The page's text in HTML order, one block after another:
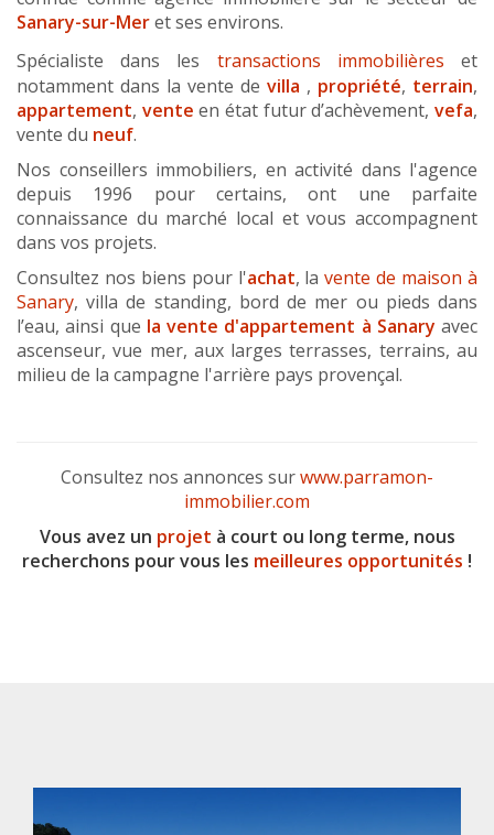
Sanary-sur-Meret ses environs.
Spécialiste dans les transactions immobilières et
notamment dans la vente de villa , propriété, terrain,
appartement, vente en état futur d’achèvement,vefa,
vente du neuf.
Nos conseillers immobiliers, en activité dans l'agence
depuis 1996 pour certains, ont une parfaite
connaissance du marché local et vous accompagnent
dans vos projets.
Consultez nos biens pour l'achat, lavente de maison à
Sanary, villa de standing, bord de mer ou pieds dans
l’eau, ainsi que la vente d'appartement à Sanary avec
ascenseur, vue mer, aux larges terrasses, terrains, au
milieu de la campagne l'arrière pays provençal.
Consultez nos annonces surwww.parramon-
immobilier.com
Vous avez un projet à court ou long terme, nous
recherchons pour vous les meilleures opportunités !